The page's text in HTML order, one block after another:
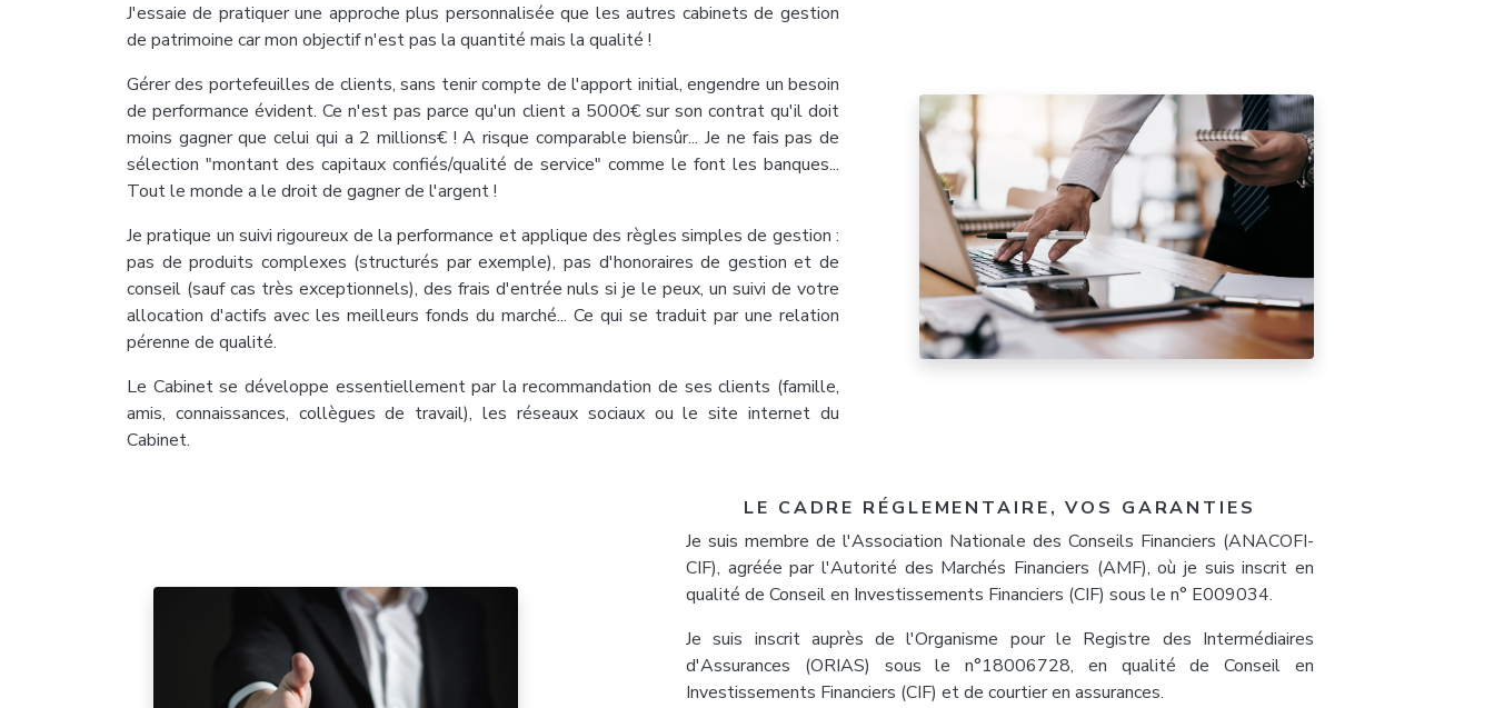
J'essaie de pratiquer une approche plus personnalisée que les autres cabinets de gestion
de patrimoine car mon objectif n'est pas la quantité mais la qualité !
Gérer des portefeuilles de clients, sans tenir compte de l'apport initial, engendre un besoin
de performance évident. Ce n'est pas parce qu'un client a 5000€ sur son contrat qu'il doit
moins gagner que celui qui a 2 millions€ ! A risque comparable biensûr... Je ne fais pas de
sélection "montant des capitaux confiés/qualité de service" comme le font les banques...
Tout le monde a le droit de gagner de l'argent !
Je pratique un suivi rigoureux de la performance et applique des règles simples de gestion :
pas de produits complexes (structurés par exemple), pas d'honoraires de gestion et de
conseil (sauf cas très exceptionnels), des frais d'entrée nuls si je le peux, un suivi de votre
allocation d'actifs avec les meilleurs fonds du marché... Ce qui se traduit par une relation
pérenne de qualité.
Le Cabinet se développe essentiellement par la recommandation de ses clients (famille,
amis, connaissances, collègues de travail), les réseaux sociaux ou le site internet du
Cabinet.
LE CADRE RÉGLEMENTAIRE, VOS GARANTIES
Je suis membre de l'Association Nationale des Conseils Financiers (ANACOFI-
CIF), agréée par l'Autorité des Marchés Financiers (AMF), où je suis inscrit en
qualité de Conseil en Investissements Financiers (CIF) sous le n° E009034.
Je suis inscrit auprès de l'Organisme pour le Registre des Intermédiaires
d'Assurances (ORIAS) sous le n°18006728, en qualité de Conseil en
Investissements Financiers (CIF) et de courtier en assurances.